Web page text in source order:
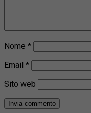
Nome *
Email *
Sito web